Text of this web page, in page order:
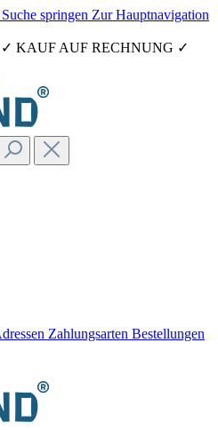
springen Zur Hauptnavigation
KAUF AUF RECHNUNG ✓
Zahlungsarten Bestellungen